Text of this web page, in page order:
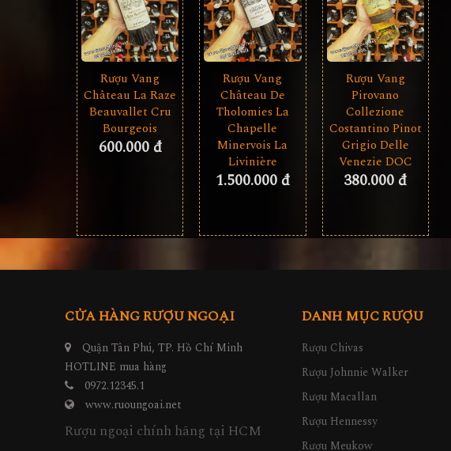
Rượu Vang
Château La Raze
Beauvallet Cru
Bourgeois
600.000 đ
Rượu Vang
Château De
Tholomies La
Chapelle
Minervois La
Livinière
1.500.000 đ
Rượu Vang
Pirovano
Collezione
Costantino Pinot
Grigio Delle
Venezie DOC
380.000 đ
CỬA HÀNG RƯỢU NGOẠI
Quận Tân Phú, TP. Hồ Chí Minh
HOTLINE mua hàng
0972.12345.1
www.ruoungoai.net
Rượu ngoại chính hãng tại HCM
DANH MỤC RƯỢU
Rượu Chivas
Rượu Johnnie Walker
Rượu Macallan
Rượu Hennessy
Rượu Meukow